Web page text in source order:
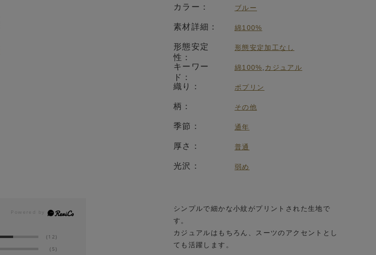
(12)
(5)
カラー： ブルー
素材詳細： 綿100%
形態安定
性：
形態安定加工なし
キーワー
ド：
綿100% カジュアル
織り： ポプリン
柄： その他
季節： 通年
厚さ： 普通
光沢： 弱め
シンプルで細かな小紋がプリントされた生地で
す。
カジュアルはもちろん、スーツのアクセントとし
ても活躍します。